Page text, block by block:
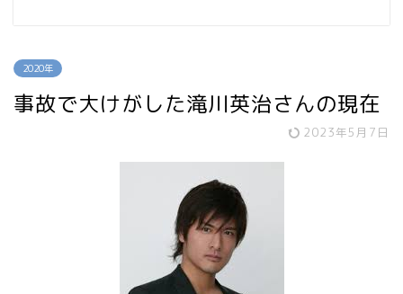
2020年
事故で大けがした滝川英治さんの現在
2023年5月7日